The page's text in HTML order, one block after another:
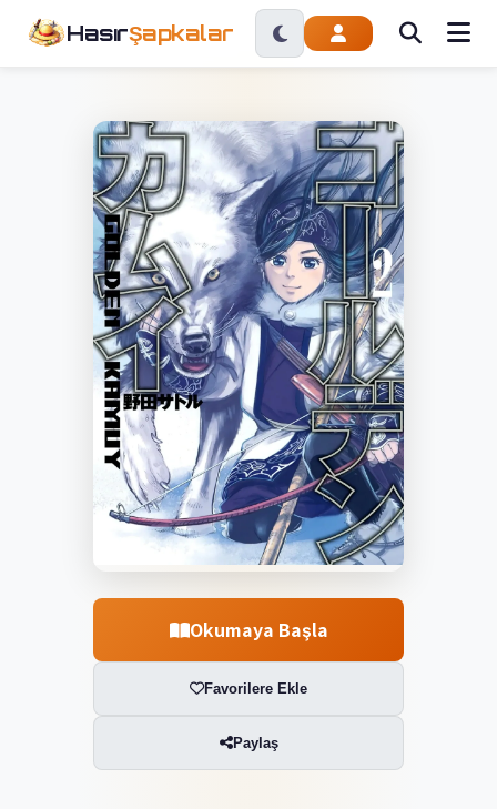
HasırŞapkalar
Okumaya Başla
Favorilere Ekle
Paylaş